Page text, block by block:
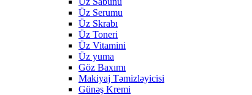
Üz Serumu
Üz Skrabı
Üz Toneri
Üz Vitamini
Üz yuma
Göz Baxımı
Makiyaj Təmizləyicisi
Günəş Kremi